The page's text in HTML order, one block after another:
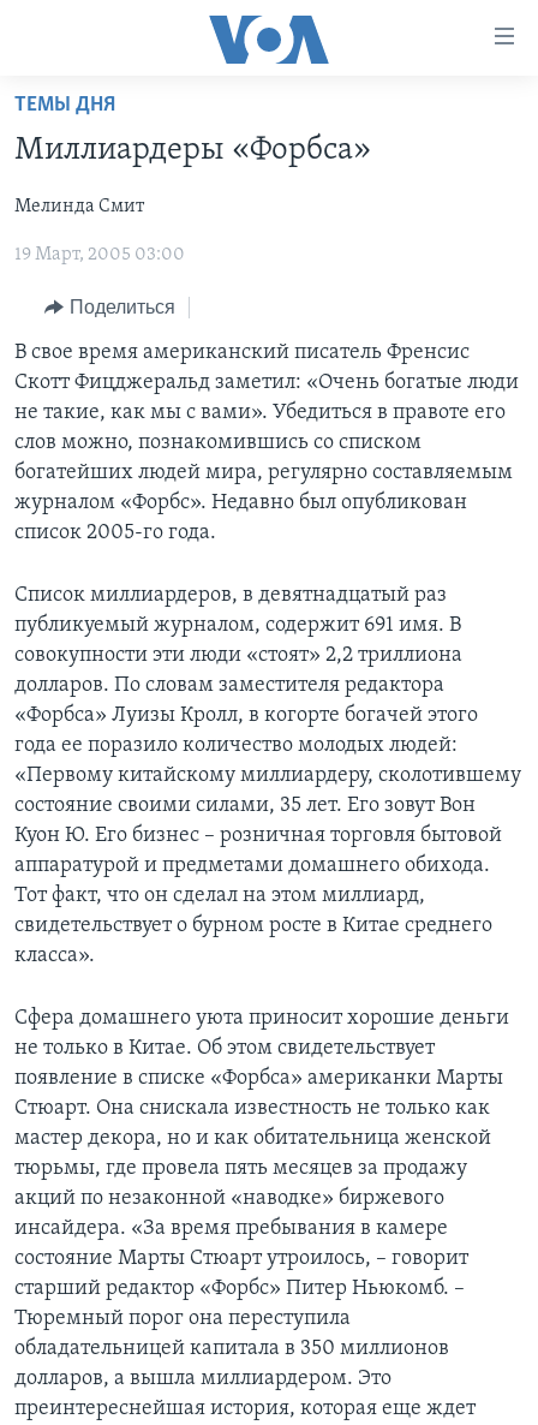
Перейти
основной
Перейти
навигации
поиск
ПРОГРАММЫ
АМЕРИКА
НОВОСТИ ЗА МИНУТУ
ИТОГИ
ПОЧЕМУ ЭТО ВАЖНО?
ДИСКУССИЯ VOA
НЬЮ-ЙОРК NEW YORK
АМЕРИКА. БОЛЬШОЕ ПУТЕШЕСТВИЕ
ПРОЕКТЫ
УЧИМ АНГЛИЙСКИЙ
НАША АМЕРИКАНСКАЯ ИСТОРИЯ
А КАК В АМЕРИКЕ?
АРТЕФАКТЫ
ТЕСТЫ
ЭКСПЕРТИЗА
ИНТЕРВЬЮ
ФАКТЫ ПРОТИВ ФЕЙКОВ
ЗА СВОБОДУ ПРЕССЫ
ВИДЕО
ПОДПИСКА НА НОВОСТИ
Learning English
Языки
ТЕМЫ ДНЯ
Миллиардеры «Форбса»
Мелинда Смит
19 Март, 2005 03:00
Поделиться
В свое время американский писатель Френсис
Скотт Фицджеральд заметил: «Очень богатые люди
не такие, как мы с вами». Убедиться в правоте его
слов можно, познакомившись со списком
богатейших людей мира, регулярно составляемым
журналом «Форбс». Недавно был опубликован
список 2005-го года.
Список миллиардеров, в девятнадцатый раз
публикуемый журналом, содержит 691 имя. В
совокупности эти люди «стоят» 2,2 триллиона
долларов. По словам заместителя редактора
«Форбса» Луизы Кролл, в когорте богачей этого
года ее поразило количество молодых людей:
«Первому китайскому миллиардеру, сколотившему
состояние своими силами, 35 лет. Его зовут Вон
Куон Ю. Его бизнес – розничная торговля бытовой
аппаратурой и предметами домашнего обихода.
Тот факт, что он сделал на этом миллиард,
свидетельствует о бурном росте в Китае среднего
класса».
Сфера домашнего уюта приносит хорошие деньги
не только в Китае. Об этом свидетельствует
появление в списке «Форбса» американки Марты
Стюарт. Она снискала известность не только как
мастер декора, но и как обитательница женской
тюрьмы, где провела пять месяцев за продажу
акций по незаконной «наводке» биржевого
инсайдера. «За время пребывания в камере
состояние Марты Стюарт утроилось, – говорит
старший редактор «Форбс» Питер Ньюкомб. –
Тюремный порог она переступила
обладательницей капитала в 350 миллионов
долларов, а вышла миллиардером. Это
преинтереснейшая история, которая еще ждет